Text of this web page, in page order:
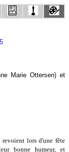
Marie Ottersen) et
revoient lors d'une fête
bonne humeur, et